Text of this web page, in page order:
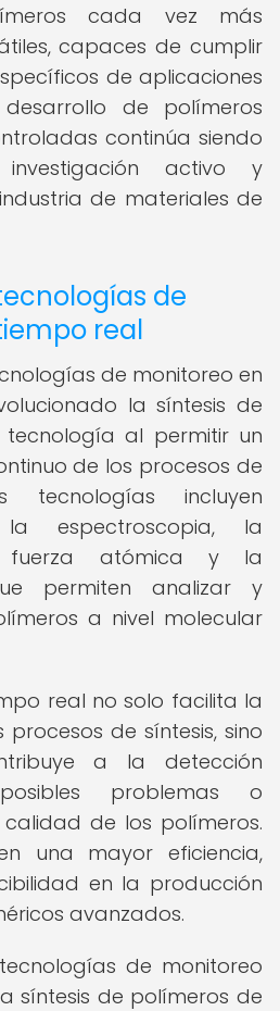
cada vez más
capaces de cumplir
de aplicaciones
desarrollo de polímeros
continúa siendo
activo y
de materiales de
de
real
de monitoreo en
la síntesis de
al permitir un
de los procesos de
tecnologías incluyen
espectroscopia, la
fuerza atómica y la
permiten analizar y
a nivel molecular
real no solo facilita la
de síntesis, sino
a la detección
problemas o
de los polímeros.
una mayor eficiencia,
en la producción
avanzados.
de monitoreo
síntesis de polímeros de